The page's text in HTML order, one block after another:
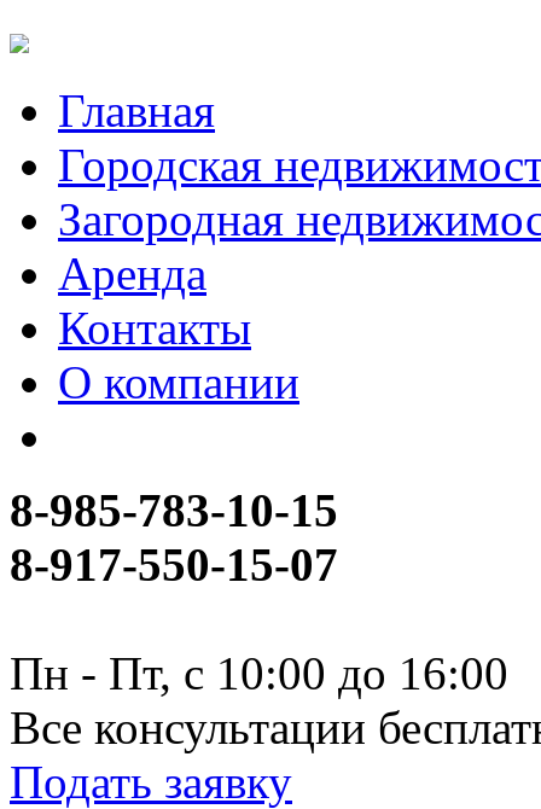
Главная
Городская
Загородная
Аренда
Контакты
О компании
8-985-783-10-15
8-917-550-15-07
Пн - Пт, с 10:00 до 16:00
Все консультации
Подать заявку